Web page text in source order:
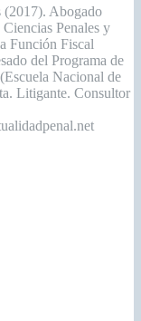
(2017). Abogado
Penales y
Función Fiscal
del Programa de
Nacional de
Litigante. Consultor